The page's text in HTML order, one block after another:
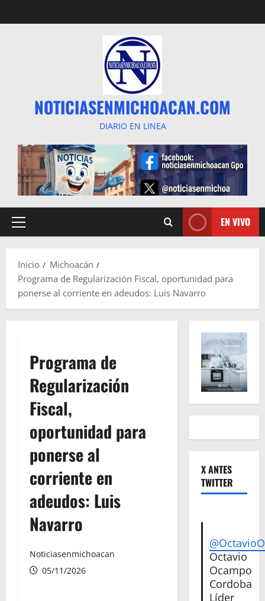
al
NOTICIASENMICHOACAN.COM
DIARIO EN LINEA
Menú
EN VIVO
Inicio
Michoacán
Programa de Regularización Fiscal, oportunidad para
ponerse al corriente en adeudos: Luis Navarro
Programa de
Regularización
Fiscal,
oportunidad para
ponerse al
corriente en
adeudos: Luis
Navarro
Noticiasenmichoacan
05/11/2026
X ANTES
TWITTER
Octavio
Ocampo
Cordoba
Líder